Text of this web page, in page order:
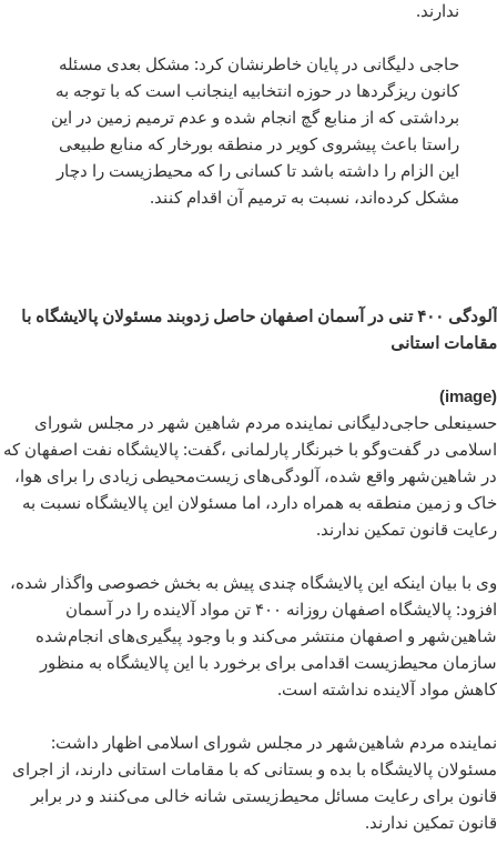
ندارند.
حاجی دلیگانی در پایان خاطرنشان کرد:‌ مشکل بعدی مسئله
کانون ریزگردها در حوزه انتخابیه اینجانب است که با توجه به
برداشتی که از منابع گچ انجام شده و عدم ترمیم زمین در این
راستا باعث پیشروی کویر در منطقه بورخار که منابع طبیعی
این الزام را داشته باشد تا کسانی را که محیط‌زیست را دچار
مشکل کرده‌اند، نسبت به ترمیم آن اقدام کنند.
آلودگی ۴۰۰ تنی در آسمان اصفهان حاصل زدوبند مسئولان پالایشگاه با
مقامات استانی
(image)
حسینعلی حاجی‌دلیگانی نماینده مردم شاهین شهر در مجلس شورای
اسلامی در گفت‌وگو با خبرنگار پارلمانی ،‌گفت: پالایشگاه نفت اصفهان که
در شاهین‌شهر واقع شده، آلودگی‌های زیست‌محیطی زیادی را برای هوا،
خاک و زمین منطقه به همراه دارد، اما مسئولان این پالایشگاه نسبت به
رعایت قانون تمکین ندارند.
وی با بیان اینکه این پالایشگاه چندی پیش به بخش خصوصی واگذار شده،
افزود: پالایشگاه اصفهان روزانه ۴۰۰ تن مواد آلاینده را در آسمان
شاهین‌شهر و اصفهان منتشر می‌کند و با وجود پیگیری‌های انجام‌شده
سازمان محیط‌زیست اقدامی برای برخورد با این پالایشگاه به منظور
کاهش مواد آلاینده نداشته است.
نماینده مردم شاهین‌شهر در مجلس شورای اسلامی اظهار داشت:
مسئولان پالایشگاه با بده و بستانی که با مقامات استانی دارند، از اجرای
قانون برای رعایت مسائل محیط‌زیستی شانه خالی می‌کنند و در برابر
قانون تمکین ندارند.